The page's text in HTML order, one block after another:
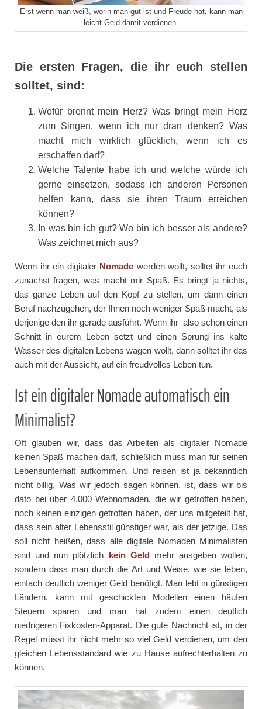
Erst wenn man weiß, worin man gut ist und Freude hat, kann man
leicht Geld damit verdienen.
Die ersten Fragen, die ihr euch stellen
solltet, sind:
Wofür brennt mein Herz? Was bringt mein Herz
zum Singen, wenn ich nur dran denken? Was
macht mich wirklich glücklich, wenn ich es
erschaffen darf?
Welche Talente habe ich und welche würde ich
gerne einsetzen, sodass ich anderen Personen
helfen kann, dass sie ihren Traum erreichen
können?
In was bin ich gut? Wo bin ich besser als andere?
Was zeichnet mich aus?
Wenn ihr ein digitaler Nomade werden wollt, solltet ihr euch
zunächst fragen, was macht mir Spaß. Es bringt ja nichts,
das ganze Leben auf den Kopf zu stellen, um dann einen
Beruf nachzugehen, der Ihnen noch weniger Spaß macht, als
derjenige den ihr gerade ausführt. Wenn ihr also schon einen
Schnitt in eurem Leben setzt und einen Sprung ins kalte
Wasser des digitalen Lebens wagen wollt, dann solltet ihr das
auch mit der Aussicht, auf ein freudvolles Leben tun.
Ist ein digitaler Nomade automatisch ein
Minimalist?
Oft glauben wir, dass das Arbeiten als digitaler Nomade
keinen Spaß machen darf, schließlich muss man für seinen
Lebensunterhalt aufkommen. Und reisen ist ja bekanntlich
nicht billig. Was wir jedoch sagen können, ist, dass wir bis
dato bei über 4.000 Webnomaden, die wir getroffen haben,
noch keinen einzigen getroffen haben, der uns mitgeteilt hat,
dass sein alter Lebensstil günstiger war, als der jetzige. Das
soll nicht heißen, dass alle digitale Nomaden Minimalisten
sind und nun plötzlich
kein Geld mehr ausgeben wollen,
sondern dass man durch die Art und Weise, wie sie leben,
einfach deutlich weniger Geld benötigt. Man lebt in günstigen
Ländern, kann mit geschickten Modellen einen häufen
Steuern sparen und man hat zudem einen deutlich
niedrigeren Fixkosten-Apparat. Die gute Nachricht ist, in der
Regel müsst ihr nicht mehr so viel Geld verdienen, um den
gleichen Lebensstandard wie zu Hause aufrechterhalten zu
können.